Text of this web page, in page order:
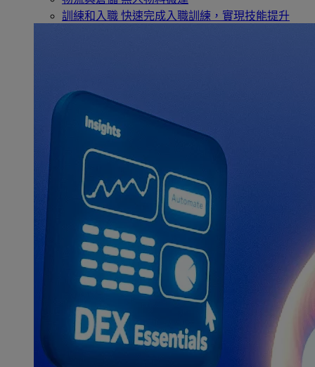
訓練和入職 快速完成入職訓練，實現技能提升